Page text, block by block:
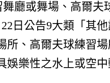
廳或舞場、高爾
日公告9大類「其
所、高爾夫球練習
娛樂性之水上或空